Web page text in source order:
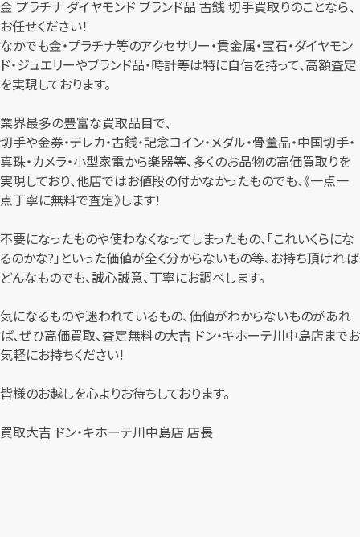
金 プラチナ ダイヤモンド ブランド品 古銭 切手買取りのことなら、
お任せください!
なかでも金・プラチナ等のアクセサリー・貴金属・宝石・ダイヤモン
ド・ジュエリーやブランド品・時計等は特に自信を持って、高額査定
を実現しております。
業界最多の豊富な買取品目で、
切手や金券・テレカ・古銭・記念コイン・メダル・骨董品・中国切手・
真珠・カメラ・小型家電から楽器等、多くのお品物の高価買取りを
実現しており、他店ではお値段の付かなかったものでも、《一点一
点丁寧に無料で査定》します!
不要になったものや使わなくなってしまったもの、「これいくらにな
るのかな?」といった価値が全く分からないもの等、お持ち頂ければ
どんなものでも、誠心誠意、丁寧にお調べします。
気になるものや迷われているもの、価値がわからないものがあれ
ば、ぜひ高価買取、査定無料の大吉 ドン・キホーテ川中島店までお
気軽にお持ちください!
皆様のお越しを心よりお待ちしております。
買取大吉 ドン・キホーテ川中島店 店長